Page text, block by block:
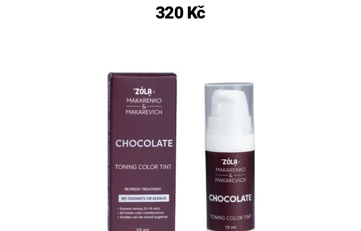
320 Kč